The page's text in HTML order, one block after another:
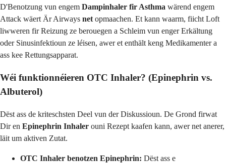
D'Benotzung vun engem Dampinhaler fir Asthma wärend engem
Attack wäert Är Airways net opmaachen. Et kann waarm, fiicht Loft
liwweren fir Reizung ze berouegen a Schleim vun enger Erkältung
oder Sinusinfektioun ze léisen, awer et enthält keng Medikamenter a
ass kee Rettungsapparat.
Wéi funktionnéieren OTC Inhaler? (Epinephrin vs.
Albuterol)
Dëst ass de kriteschsten Deel vun der Diskussioun. De Grond firwat
Dir en Epinephrin Inhaler ouni Rezept kaafen kann, awer net anerer,
läit um aktiven Zutat.
OTC Inhaler benotzen Epinephrin: Dëst ass e